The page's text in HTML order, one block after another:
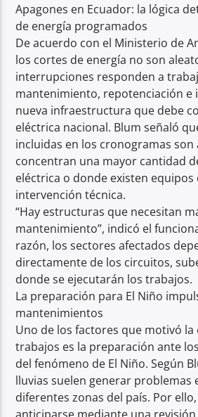
Apagones en Ecuador: la lógica
de energía programados
De acuerdo con el Ministerio de
los cortes de energía no son
interrupciones responden a
mantenimiento, repotenciación e
nueva infraestructura que debe
eléctrica nacional. Blum señaló
incluidas en los cronogramas son
concentran una mayor cantidad
eléctrica o donde existen
intervención técnica.
“Hay estructuras que necesitan
mantenimiento”, indicó el
razón, los sectores afectados
directamente de los circuitos,
donde se ejecutarán los trabajos.
La preparación para El Niño
mantenimientos
Uno de los factores que motivó la
trabajos es la preparación ante
del fenómeno de El Niño. Según
lluvias suelen generar problemas
diferentes zonas del país. Por